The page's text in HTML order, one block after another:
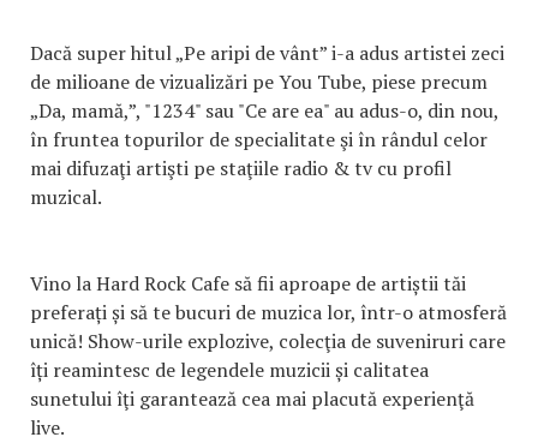
Dacă super hitul „Pe aripi de vânt” i-a adus artistei zeci
de milioane de vizualizări pe You Tube, piese precum
„Da, mamă,”, "1234" sau "Ce are ea" au adus-o, din nou,
în fruntea topurilor de specialitate şi în rândul celor
mai difuzaţi artişti pe staţiile radio & tv cu profil
muzical.
Vino la Hard Rock Cafe să fii aproape de artiștii tăi
preferați și să te bucuri de muzica lor, într-o atmosferă
unică! Show-urile explozive, colecţia de suveniruri care
îți reamintesc de legendele muzicii și calitatea
sunetului îţi garantează cea mai placută experienţă
live.